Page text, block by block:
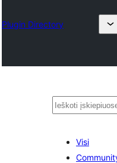
Plugin Directory
Paieška
Visi